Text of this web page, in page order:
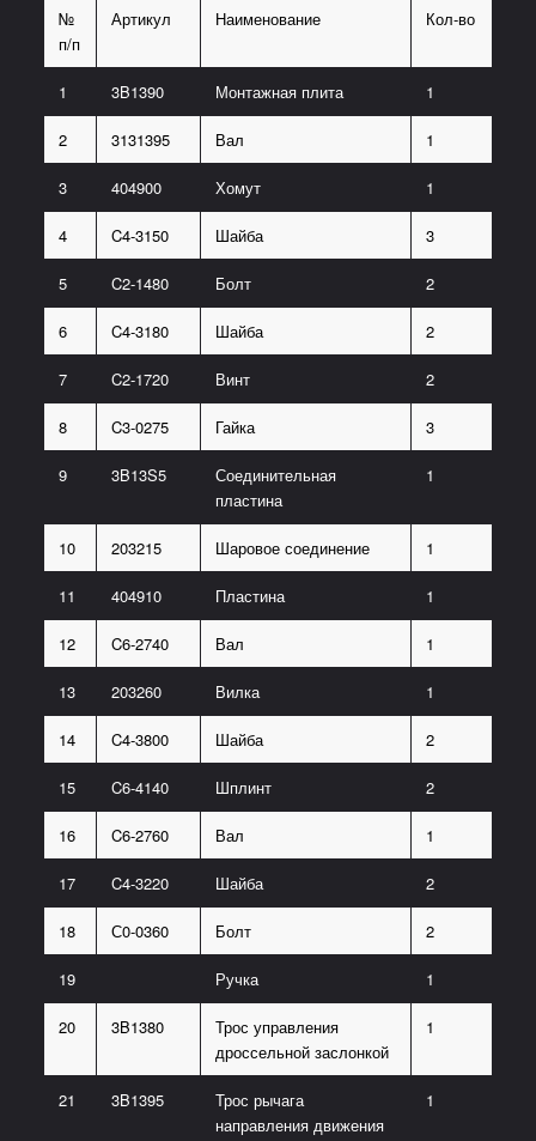
№
п/п
Артикул Наименование Кол-во
1 3B1390 Монтажная плита 1
2 3131395 Вал 1
3 404900 Хомут 1
4 C4-3150 Шайба 3
5 C2-1480 Болт 2
6 C4-3180 Шайба 2
7 C2-1720 Винт 2
8 C3-0275 Гайка 3
9 3B13S5
Соединительная
пластина
1
10 203215 Шаровое соединение 1
11 404910 Пластина 1
12 C6-2740 Вал 1
13 203260 Вилка 1
14 C4-3800 Шайба 2
15 C6-4140 Шплинт 2
16 C6-2760 Вал 1
17 C4-3220 Шайба 2
18 С0-0360 Болт 2
19 Ручка 1
20 3B1380
Трос управления
дроссельной заслонкой
1
21 3B1395
Трос рычага
направления движения
1